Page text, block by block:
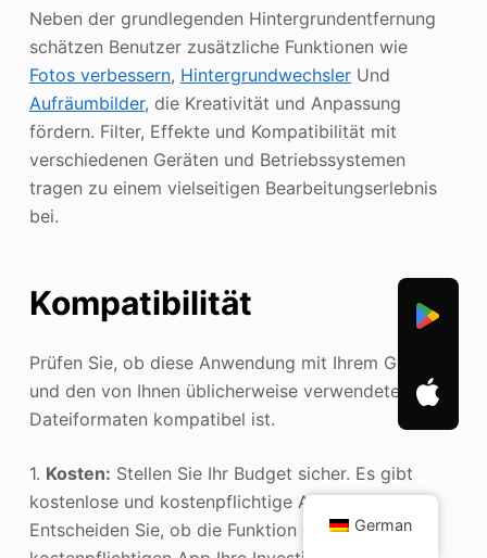
Neben der grundlegenden Hintergrundentfernung
schätzen Benutzer zusätzliche Funktionen wie
Fotos verbessern, HintergrundwechslerUnd
Aufräumbilder, die Kreativität und Anpassung
fördern. Filter, Effekte und Kompatibilität mit
verschiedenen Geräten und Betriebssystemen
tragen zu einem vielseitigen Bearbeitungserlebnis
bei.
Kompatibilität
Prüfen Sie, ob diese Anwendung mit Ihrem Gerät
und den von Ihnen üblicherweise verwendeten
Dateiformaten kompatibel ist.
1. Kosten: Stellen Sie Ihr Budget sicher. Es gibt
kostenlose und kostenpflichtige Anwendungen.
Entscheiden Sie, ob die Funktion einer
German